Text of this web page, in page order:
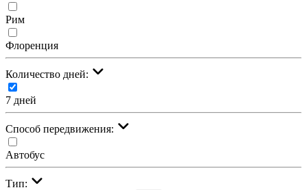
Рим
Флоренция
Количество дней:
7 дней
Cпособ передвижения:
Автобус
Тип: